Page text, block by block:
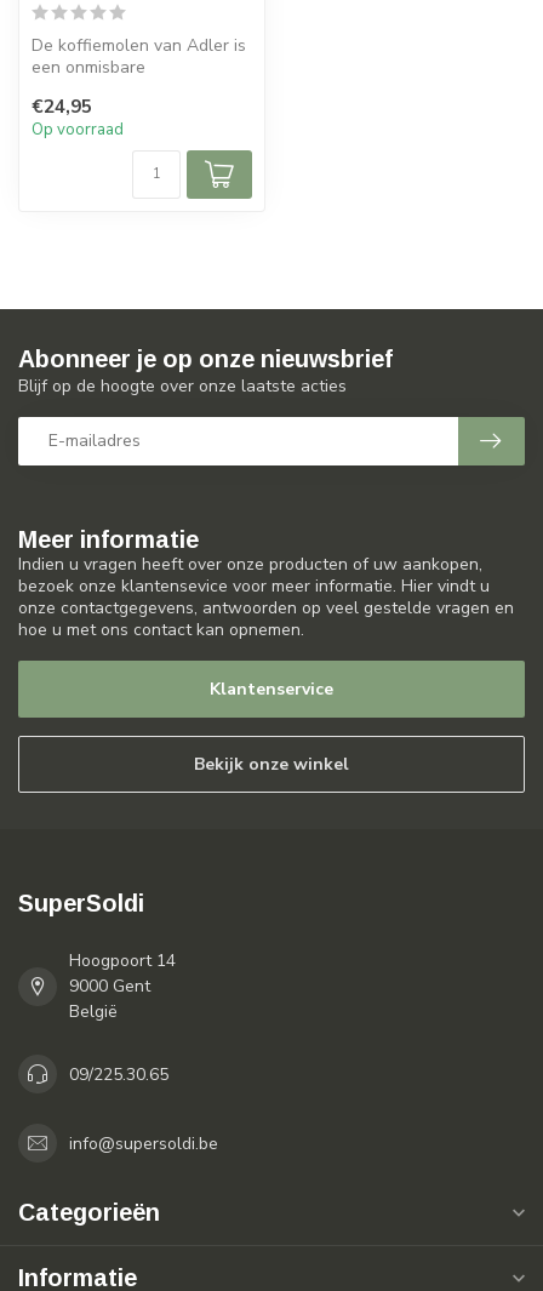
De koffiemolen van Adler is
een onmisbare
mensen die de u...
€24,95
Op voorraad
Meer informatie
Indien u vragen heeft over onze producten of uw aankopen,
bezoek onze klantensevice voor meer informatie. Hier vindt u
onze contactgegevens, antwoorden op veel gestelde vragen en
hoe u met ons contact kan opnemen.
Klantenservice
Bekijk onze winkel
Abonneer je op onze nieuwsbrief
Blijf op de hoogte over onze laatste acties
SuperSoldi
Hoogpoort 14
9000 Gent
België
09/225.30.65
info@supersoldi.be
Categorieën
Informatie